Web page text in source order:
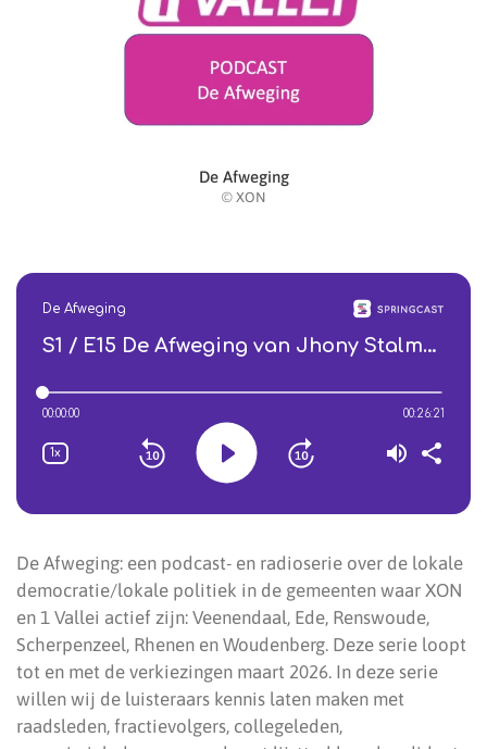
De Afweging
© XON
De Afweging: een podcast- en radioserie over de lokale
democratie/lokale politiek in de gemeenten waar XON
en 1 Vallei actief zijn: Veenendaal, Ede, Renswoude,
Scherpenzeel, Rhenen en Woudenberg. Deze serie loopt
tot en met de verkiezingen maart 2026. In deze serie
willen wij de luisteraars kennis laten maken met
raadsleden, fractievolgers, collegeleden,